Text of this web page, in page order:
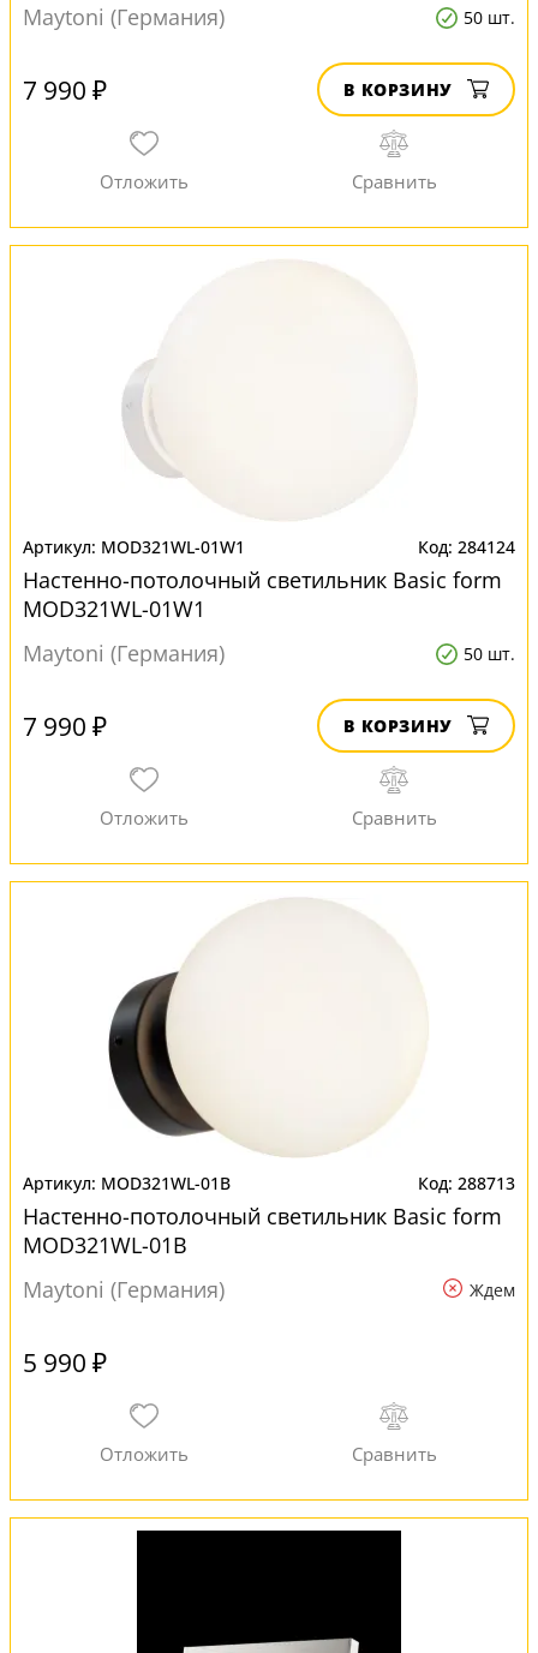
Maytoni (Германия)
50 шт.
7 990 ₽ В КОРЗИНУ
MOD321WL-01W1 284124
Настенно-потолочный светильник Basic form
MOD321WL-01W1
Maytoni (Германия)
50 шт.
7 990 ₽ В КОРЗИНУ
MOD321WL-01B 288713
Настенно-потолочный светильник Basic form
MOD321WL-01B
Maytoni (Германия)
Ждем
5 990 ₽